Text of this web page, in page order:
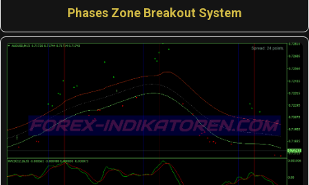
Phases Zone Breakout System